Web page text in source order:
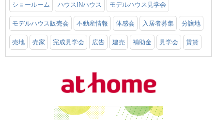
ショールーム ハウスINハウス モデルハウス見学会
モデルハウス販売会 不動産情報 体感会 入居者募集 分譲地
売地 売家 完成見学会 広告 建売 補助金 見学会 賃貸